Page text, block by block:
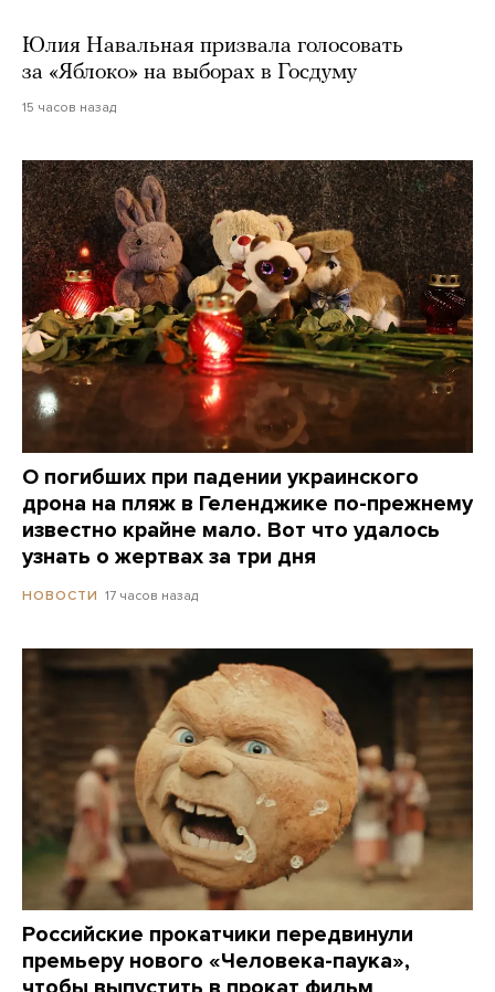
Юлия Навальная призвала голосовать
за «Яблоко» на выборах в Госдуму
15 часов назад
О погибших при падении украинского
дрона на пляж в Геленджике по-прежнему
известно крайне мало. Вот что удалось
узнать о жертвах за три дня
НОВОСТИ 17 часов назад
Российские прокатчики передвинули
премьеру нового «Человека-паука»,